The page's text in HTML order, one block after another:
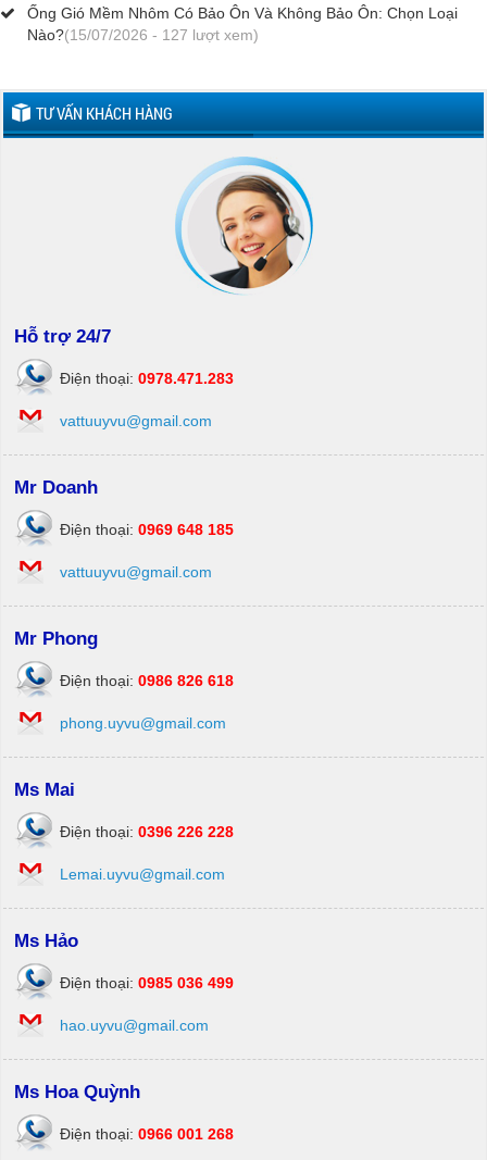
Ống Gió Mềm Nhôm Có Bảo Ôn Và Không Bảo Ôn: Chọn Loại
Nào?(15/07/2026 - 127 lượt xem)
TƯ VẤN KHÁCH HÀNG
Hỗ trợ 24/7
Điện thoại: 0978.471.283
vattuuyvu@gmail.com
Mr Doanh
Điện thoại: 0969 648 185
vattuuyvu@gmail.com
Mr Phong
Điện thoại: 0986 826 618
phong.uyvu@gmail.com
Ms Mai
Điện thoại: 0396 226 228
Lemai.uyvu@gmail.com
Ms Hảo
Điện thoại: 0985 036 499
hao.uyvu@gmail.com
Ms Hoa Quỳnh
Điện thoại: 0966 001 268